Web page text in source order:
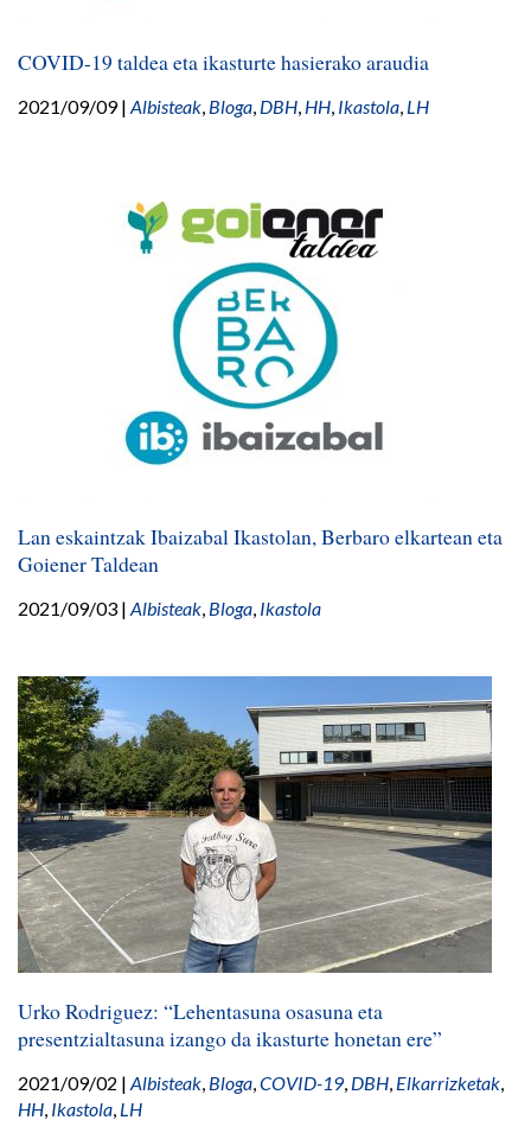
COVID-19 taldea eta ikasturte hasierako araudia
2021/09/09| Albisteak, Bloga, DBH, HH, Ikastola, LH
Lan eskaintzak Ibaizabal Ikastolan, Berbaro elkartean eta
Goiener Taldean
2021/09/03 | Albisteak, Bloga, Ikastola
Urko Rodriguez: “Lehentasuna osasuna eta
presentzialtasuna izango da ikasturte honetan ere”
2021/09/02 | Albisteak, Bloga,COVID-19, DBH, Elkarrizketak,
HH, Ikastola, LH